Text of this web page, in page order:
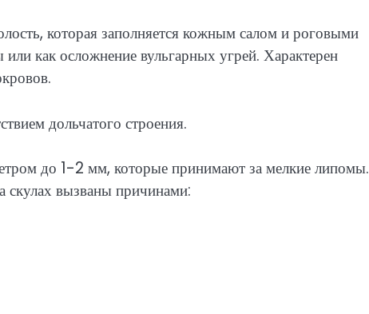
которая заполняется кожным салом и роговыми
как осложнение вульгарных угрей. Характерен
дольчатого строения.
до 1-2 мм, которые принимают за мелкие липомы.
скулах вызваны причинами: